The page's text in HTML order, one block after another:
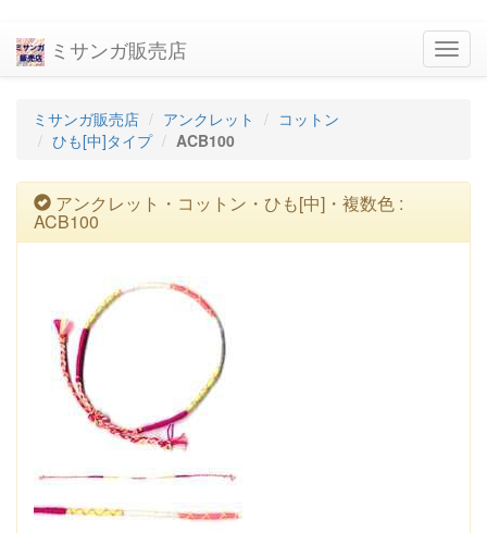
ミサンガ販売店
ミサンガ販売店 アンクレット
コットン
ひも[中]タイプ
ACB100
アンクレット・コットン・ひも[中]・複数色 :
ACB100